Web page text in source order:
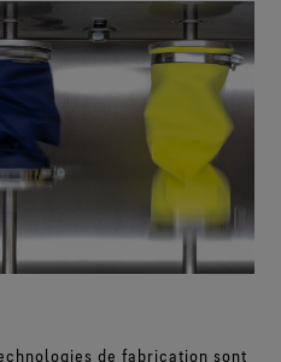
de fabrication sont